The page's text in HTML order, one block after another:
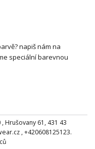
napiš nám na
speciální barevnou
Hrušovany 61, 431 43
, +420608125123.